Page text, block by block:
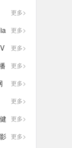
更多>
更多>
更多>
更多>
更多>
更多>
更多>
更多>